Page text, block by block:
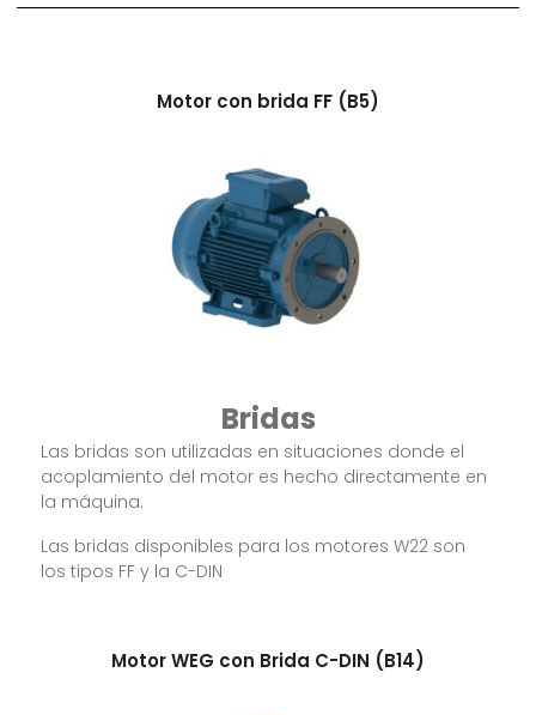
Motor con brida FF (B5)
Bridas
Las bridas son utilizadas en situaciones donde el
acoplamiento del motor es hecho directamente en
la máquina.
Las bridas disponibles para los motores W22 son
los tipos FF y la C-DIN
Motor WEG con Brida C-DIN (B14)